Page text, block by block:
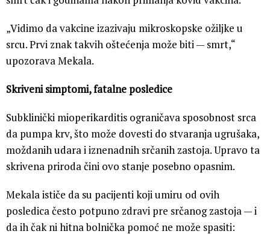
„Vidimo da vakcine izazivaju mikroskopske ožiljke u
srcu. Prvi znak takvih oštećenja može biti — smrt,“
upozorava Mekala.
Skriveni simptomi, fatalne posledice
Subklinički mioperikarditis ograničava sposobnost srca
da pumpa krv, što može dovesti do stvaranja ugrušaka,
moždanih udara i iznenadnih srčanih zastoja. Upravo ta
skrivena priroda čini ovo stanje posebno opasnim.
Mekala ističe da su pacijenti koji umiru od ovih
posledica često potpuno zdravi pre srčanog zastoja — i
da ih čak ni hitna bolnička pomoć ne može spasiti: